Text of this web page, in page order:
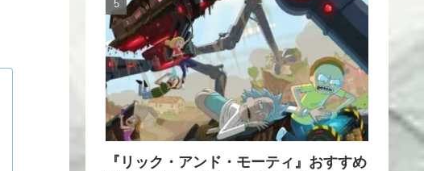
『リック・アンド・モーティ』おすすめ